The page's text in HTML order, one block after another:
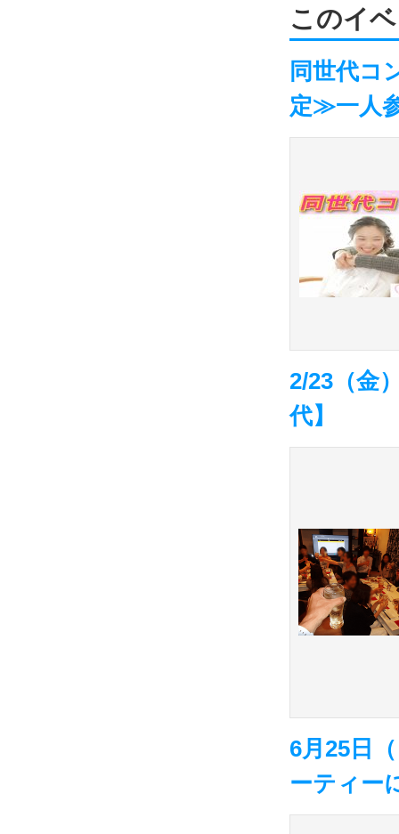
このイ
同世代コ
定≫一人
2/23（金
代】
6月25日
ーティー